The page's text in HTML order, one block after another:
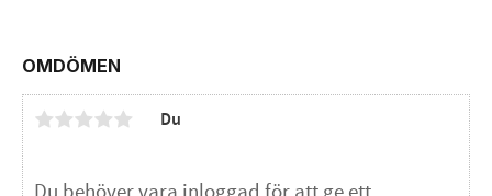
OMDÖMEN
Du